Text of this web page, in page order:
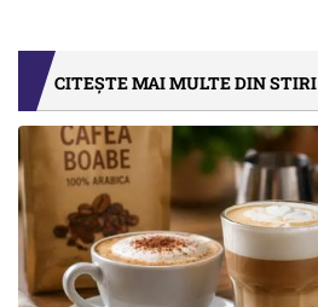
CITEȘTE MAI MULTE DIN STIRI